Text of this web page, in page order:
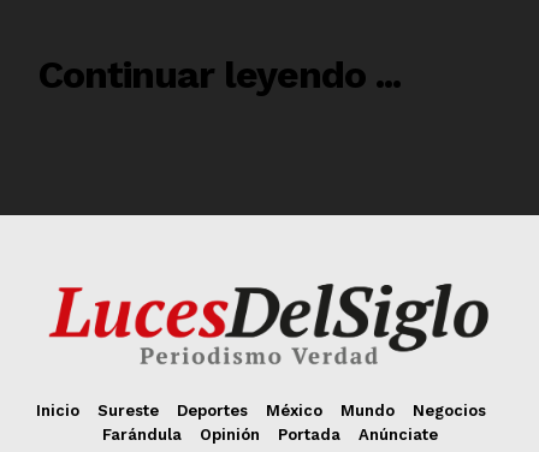
Inicio Sureste Deportes México Mundo
Negocios
Farándula
Opinión Portada Anúnciate